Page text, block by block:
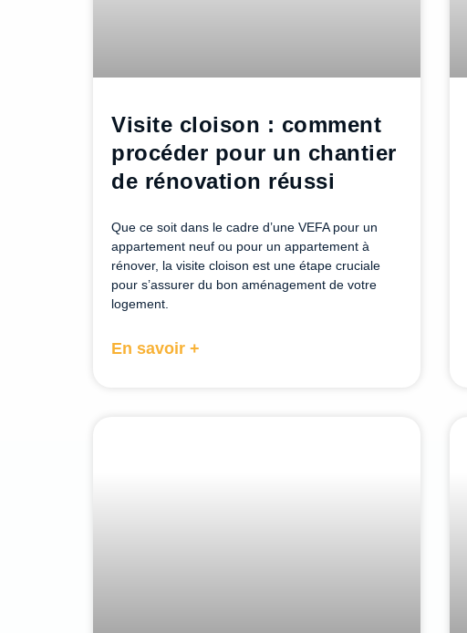
Visite cloison : comment
procéder pour un chantier
de rénovation réussi
Que ce soit dans le cadre d’une VEFA pour un
appartement neuf ou pour un appartement à
rénover, la visite cloison est une étape cruciale
pour s’assurer du bon aménagement de votre
logement.
En savoir +